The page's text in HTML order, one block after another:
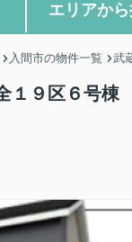
エリアか
入間市の物件一覧 武
１９区６号